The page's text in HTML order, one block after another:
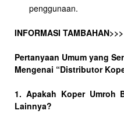
penggunaan.
INFORMASI TAMBAHAN>>>
Pertanyaan Umum yang
Mengenai “Distributor
1. Apakah Koper Umroh
Lainnya?